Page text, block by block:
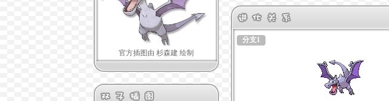
官方插图由 杉森建 绘制
分支1